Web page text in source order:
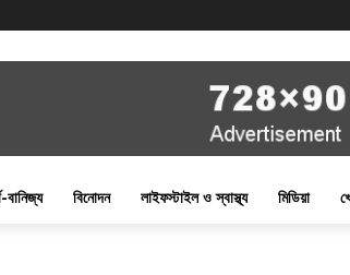
বানিজ্য বিনোদন লাইফস্টাইল ও স্বাস্থ্য মিডিয়া